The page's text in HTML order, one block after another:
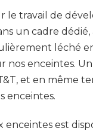
le travail de
un cadre dédié,
léché
enceintes.
et en même
enceintes.
est